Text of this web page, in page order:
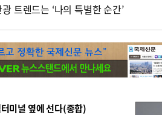
트렌드는 ‘나의 특별한 순간’
미널 옆에 선다(종합)